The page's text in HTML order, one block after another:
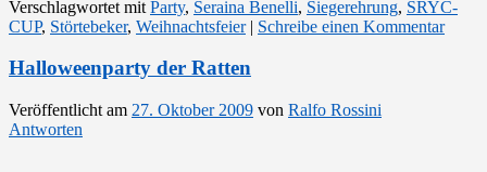
Verschlagwortet mit Party, Seraina Benelli, Siegerehrung, SRYC-
CUP, Störtebeker, Weihnachtsfeier | Schreibe einen Kommentar
Halloweenparty der Ratten
Veröffentlicht am 27. Oktober 2009 von Ralfo Rossini
Antworten